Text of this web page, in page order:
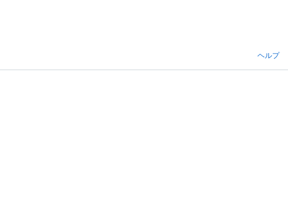
ヘルプ